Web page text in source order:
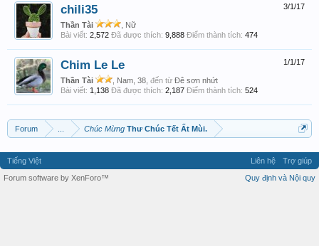
3/1/17
chili35
Thần Tài
, Nữ
Bài viết: 2,572 Đã được thích: 9,888 Điểm thành tích: 474
1/1/17
Chim Le Le
Thần Tài , Nam, 38, đến từ Đê sơn nhứt
Bài viết: 1,138 Đã được thích: 2,187 Điểm thành tích: 524
Forum Chúc Mừng Thư Chúc Tết Ất Mùi.
Tiếng Việt Liên hệ
Trợ giúp
Quy định và Nội quy
Forum software by XenForo™